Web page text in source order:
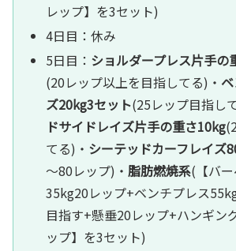
レップ】を3セット)
4日目：休み
5日目： ショルダープレス片手の
(20レップ以上を目指してる)・
ズ20kg3セット(25レップ目指し
ドサイドレイズ片手の重さ10kg
てる)・ シーテッドカーフレイズ
～80レップ)・脂肪燃焼系(【バ
35kg20レップ+ベンチプレス
目指す+懸垂20レップ+ハンギン
ップ】を3セット)